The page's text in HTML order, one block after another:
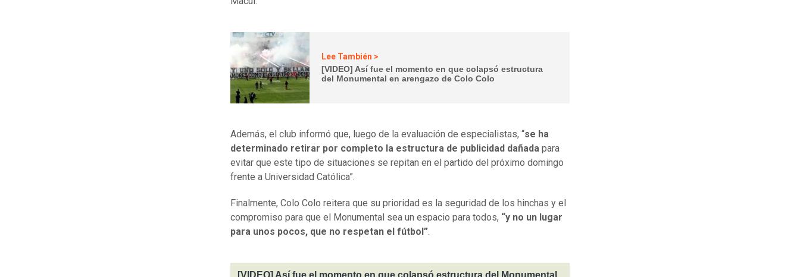
Lee También >
[VIDEO] Así fue el momento en que colapsó estructura
del Monumental en arengazo de Colo Colo
Además, el club informó que, luego de la evaluación de especialistas, “se ha
determinado retirar por completo la estructura de publicidad dañada para
evitar que este tipo de situaciones se repitan en el partido del próximo domingo
frente a Universidad Católica”.
Finalmente, Colo Colo reitera que su prioridad es la seguridad de los hinchas y el
compromiso para que el Monumental sea un espacio para todos, “y no un lugar
para unos pocos, que no respetan el fútbol”
[VIDEO] Así fue el momento en que colapsó estructura del Monumental